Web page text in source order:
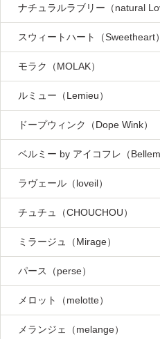
ナチュラルラブリー（natural
スウィートハート（Sweetheart）
モラク（MOLAK）
ルミュー（Lemieu）
ドープウィンク（Dope Wink）
ベルミー by アイコフレ（
ラヴェール（loveil）
チュチュ（CHOUCHOU）
ミラージュ（Mirage）
パース（perse）
メロット（melotte）
メランジェ（melange）